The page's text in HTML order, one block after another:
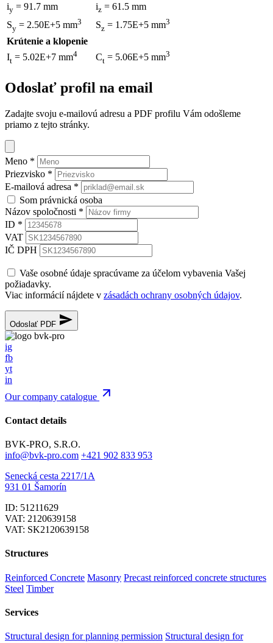
iy = 91.7 mm iz = 61.5 mm
Sy = 2.50E+5 mm3 Sz = 1.75E+5 mm3
Krútenie a klopenie
It = 5.02E+7 mm4 Ct = 5.06E+5 mm3
Odoslať profil na email
Zadajte svoju e-mailovú adresu a PDF profilu Vám odošleme
priamo z tejto stránky.
Meno *
Priezvisko *
E-mailová adresa *
Som právnická osoba
Názov spoločnosti *
ID *
VAT
IČ DPH
Vaše osobné údaje spracúvame za účelom vybavenia Vašej
požiadavky.
Viac informácií nájdete v zásadách ochrany osobných údajov.
Odoslať PDF
ig
fb
yt
in
Our company catalogue
Contact details
BVK-PRO, S.R.O.
info@bvk-pro.com +421 902 833 953
Senecká cesta 2217/1A
931 01 Šamorín
ID: 51211629
VAT: 2120639158
VAT: SK2120639158
Structures
Reinforced Concrete Masonry Precast reinforced concrete structures
Steel Timber
Services
Structural design for planning permission Structural design for